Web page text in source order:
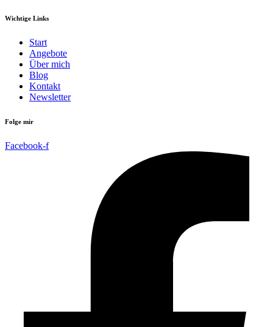
Wichtige Links
Start
Angebote
Über mich
Blog
Kontakt
Newsletter
Folge mir
Facebook-f